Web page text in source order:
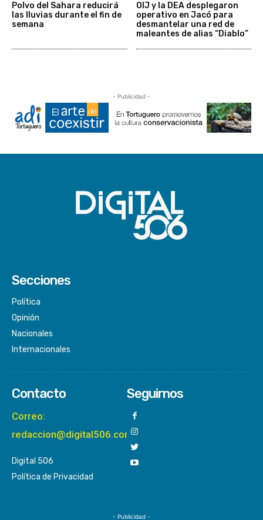
Polvo del Sahara reducirá
las lluvias durante el fin de
semana
OIJ y la DEA desplegaron
operativo en Jacó para
desmantelar una red de
maleantes de alias “Diablo”
- Publicidad -
Secciones
Política
Opinión
Nacionales
Internacionales
Contacto
Correo:
redaccion@digital506.com
Digital 506
Política de Privacidad
Seguirnos
- Publicidad -